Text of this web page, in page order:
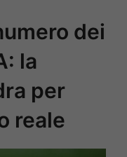
dei
la
per
reale